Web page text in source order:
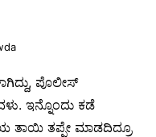
ಪೊಲೀಸ್
ಇನ್ನೊಂದು ಕಡೆ
ತಪ್ಪೇ ಮಾಡದಿದ್ರೂ